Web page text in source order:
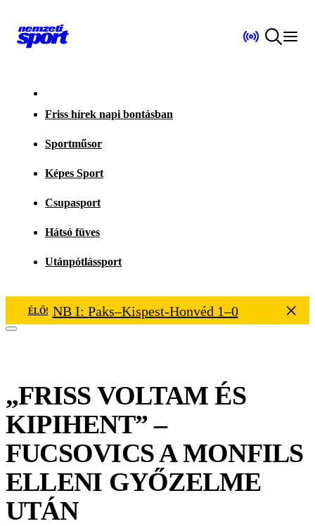
Friss hírek napi bontásban
Sportműsor
Képes Sport
Csupasport
Hátsó füves
Utánpótlássport
ÉLŐ! NB I: Paks–Kispest-Honvéd 1–0
„FRISS VOLTAM ÉS
KIPIHENT” –
FUCSOVICS A MONFILS
ELLENI GYŐZELME
UTÁN